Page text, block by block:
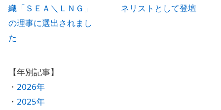
織「ＳＥＡ＼ＬＮＧ」
の理事に選出されまし
た
ネリストとして登壇
2026年
2025年